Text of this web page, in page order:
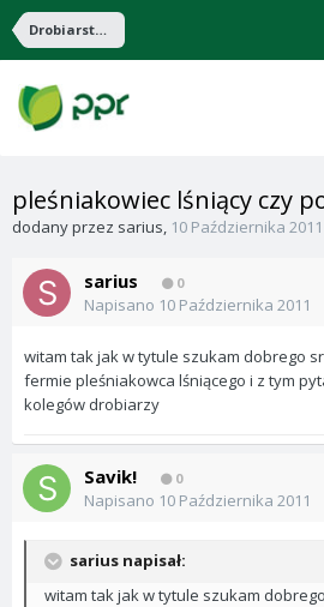
Drobiarstwo
pleśniakowiec lśniący czy
dodany przez sarius, 10 Października 2011
sarius 0
Napisano 10 Października 2011
witam tak jak w tytule szukam dobrego
fermie pleśniakowca lśniącego i z tym
kolegów drobiarzy
Savik! 0
Napisano 10 Października 2011
sarius napisał:
witam tak jak w tytule szukam